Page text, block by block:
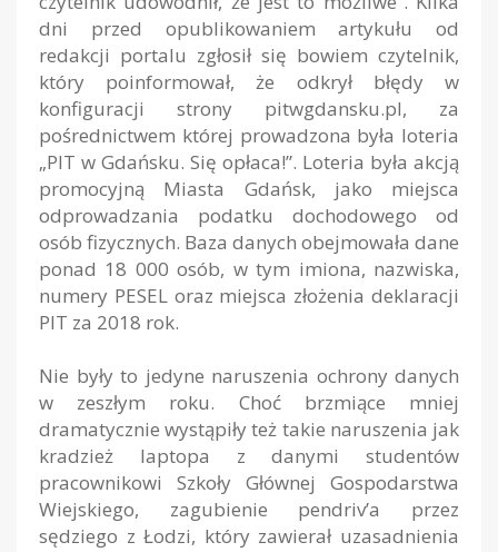
dni przed opublikowaniem artykułu od
redakcji portalu zgłosił się bowiem czytelnik,
który poinformował, że odkrył błędy w
konfiguracji strony pitwgdansku.pl, za
pośrednictwem której prowadzona była loteria
„PIT w Gdańsku. Się opłaca!”. Loteria była akcją
promocyjną Miasta Gdańsk, jako miejsca
odprowadzania podatku dochodowego od
osób fizycznych. Baza danych obejmowała dane
ponad 18 000 osób, w tym imiona, nazwiska,
numery PESEL oraz miejsca złożenia deklaracji
PIT za 2018 rok.
Nie były to jedyne naruszenia ochrony danych
w zeszłym roku. Choć brzmiące mniej
dramatycznie wystąpiły też takie naruszenia jak
kradzież laptopa z danymi studentów
pracownikowi Szkoły Głównej Gospodarstwa
Wiejskiego, zagubienie pendriv’a przez
sędziego z Łodzi, który zawierał uzasadnienia